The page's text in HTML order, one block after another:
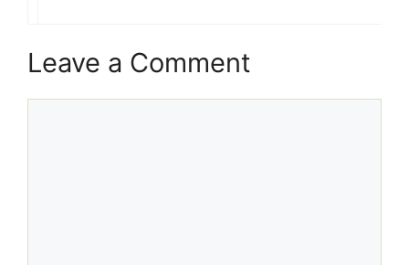
Leave a Comment